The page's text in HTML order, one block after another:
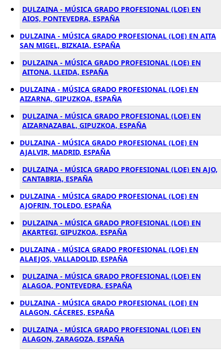
DULZAINA - MÚSICA GRADO PROFESIONAL (LOE) EN
AIOS, PONTEVEDRA, ESPAÑA
DULZAINA - MÚSICA GRADO PROFESIONAL (LOE) EN AITA
SAN MIGEL, BIZKAIA, ESPAÑA
DULZAINA - MÚSICA GRADO PROFESIONAL (LOE) EN
AITONA, LLEIDA, ESPAÑA
DULZAINA - MÚSICA GRADO PROFESIONAL (LOE) EN
AIZARNA, GIPUZKOA, ESPAÑA
DULZAINA - MÚSICA GRADO PROFESIONAL (LOE) EN
AIZARNAZABAL, GIPUZKOA, ESPAÑA
DULZAINA - MÚSICA GRADO PROFESIONAL (LOE) EN
AJALVIR, MADRID, ESPAÑA
DULZAINA - MÚSICA GRADO PROFESIONAL (LOE) EN AJO,
CANTABRIA, ESPAÑA
DULZAINA - MÚSICA GRADO PROFESIONAL (LOE) EN
AJOFRIN, TOLEDO, ESPAÑA
DULZAINA - MÚSICA GRADO PROFESIONAL (LOE) EN
AKARTEGI, GIPUZKOA, ESPAÑA
DULZAINA - MÚSICA GRADO PROFESIONAL (LOE) EN
ALAEJOS, VALLADOLID, ESPAÑA
DULZAINA - MÚSICA GRADO PROFESIONAL (LOE) EN
ALAGOA, PONTEVEDRA, ESPAÑA
DULZAINA - MÚSICA GRADO PROFESIONAL (LOE) EN
ALAGON, CÁCERES, ESPAÑA
DULZAINA - MÚSICA GRADO PROFESIONAL (LOE) EN
ALAGON, ZARAGOZA, ESPAÑA